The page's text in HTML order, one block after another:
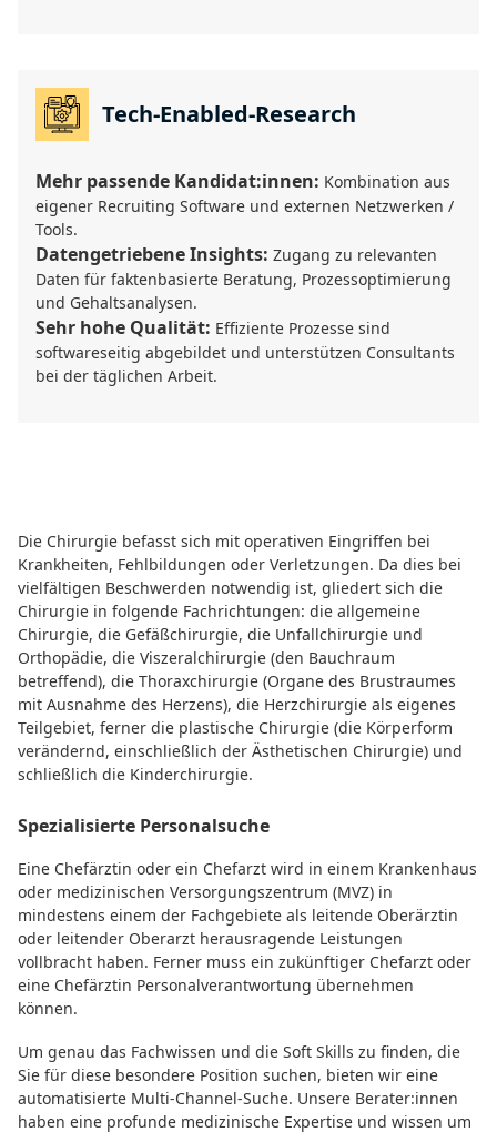
Tech-Enabled-Research
Mehr passende Kandidat:innen: Kombination aus
eigener Recruiting Software und externen Netzwerken /
Tools.
Datengetriebene Insights: Zugang zu relevanten
Daten für faktenbasierte Beratung, Prozessoptimierung
und Gehaltsanalysen.
Sehr hohe Qualität: Effiziente Prozesse sind
softwareseitig abgebildet und unterstützen Consultants
bei der täglichen Arbeit.
Die Chirurgie befasst sich mit operativen Eingriffen bei
Krankheiten, Fehlbildungen oder Verletzungen. Da dies bei
vielfältigen Beschwerden notwendig ist, gliedert sich die
Chirurgie in folgende Fachrichtungen: die allgemeine
Chirurgie, die Gefäßchirurgie, die Unfallchirurgie und
Orthopädie, die Viszeralchirurgie (den Bauchraum
betreffend), die Thoraxchirurgie (Organe des Brustraumes
mit Ausnahme des Herzens), die Herzchirurgie als eigenes
Teilgebiet, ferner die plastische Chirurgie (die Körperform
verändernd, einschließlich der Ästhetischen Chirurgie) und
schließlich die Kinderchirurgie.
Spezialisierte Personalsuche
Eine Chefärztin oder ein Chefarzt wird in einem Krankenhaus
oder medizinischen Versorgungszentrum (MVZ) in
mindestens einem der Fachgebiete als leitende Oberärztin
oder leitender Oberarzt herausragende Leistungen
vollbracht haben. Ferner muss ein zukünftiger Chefarzt oder
eine Chefärztin Personalverantwortung übernehmen
können.
Um genau das Fachwissen und die Soft Skills zu finden, die
Sie für diese besondere Position suchen, bieten wir eine
automatisierte Multi-Channel-Suche. Unsere Berater:innen
haben eine profunde medizinische Expertise und wissen um